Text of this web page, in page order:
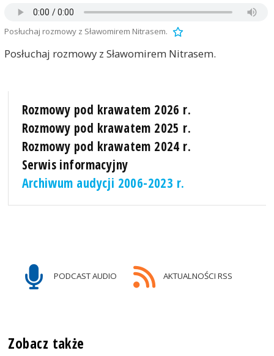
Posłuchaj rozmowy z Sławomirem Nitrasem.
Posłuchaj rozmowy z Sławomirem Nitrasem.
Rozmowy pod krawatem 2026 r.
Rozmowy pod krawatem 2025 r.
Rozmowy pod krawatem 2024 r.
Serwis informacyjny
Archiwum audycji 2006-2023 r.
PODCAST AUDIO AKTUALNOŚCI RSS
Zobacz także